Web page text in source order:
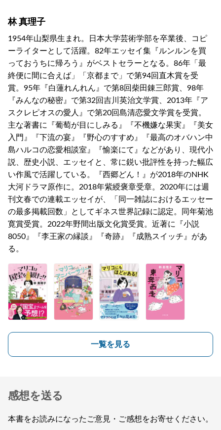
林 真理子
1954年山梨県生まれ。日本大学芸術学部を卒業後、コピ
ーライターとして活躍。82年エッセイ集『ルンルンを買
っておうちに帰ろう』がベストセラーとなる。86年「最
終便に間に合えば」「京都まで」で第94回直木賞を受
賞。95年『白蓮れんれん』で第8回柴田錬三郎賞、98年
『みんなの秘密』で第32回吉川英治文学賞、2013年『ア
スクレピオスの愛人』で第20回島清恋愛文学賞を受賞。
主な著書に『葡萄が目にしみる』『不機嫌な果実』『美女
入門』『下流の宴』『野心のすすめ』『最高のオバハン中
島ハルコの恋愛相談室』『愉楽にて』などがあり、現代小
説、歴史小説、エッセイと、常に鋭い批評性を持った幅広
い作風で活躍している。『西郷どん！』が2018年のNHK
大河ドラマ原作に。2018年紫綬褒章受章。2020年には週
刊文春での連載エッセイが、「同一雑誌におけるエッセー
の最多掲載回数」としてギネス世界記録に認定。同年菊池
寛賞受賞。2022年野間出版文化賞受賞。近著に『小説
8050』『李王家の縁談』『奇跡』『成熟スイッチ』があ
る。
一覧を見る
感想を送る
本書をお読みになったご意見・ご感想をお寄せください。